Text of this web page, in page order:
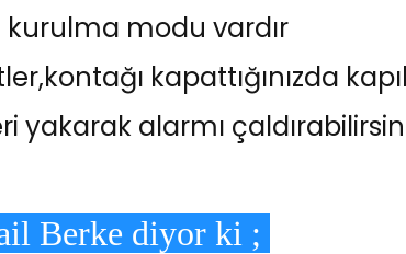
kurulma modu vardır
kapattığınızda
yakarak alarmı
Berke diyor ki ;